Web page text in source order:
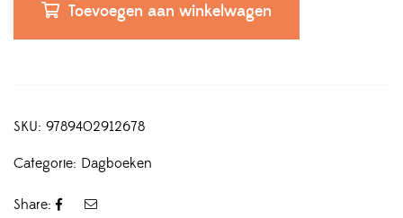
Toevoegen aan winkelwagen
SKU: 9789402912678
Categorie: Dagboeken
Share: